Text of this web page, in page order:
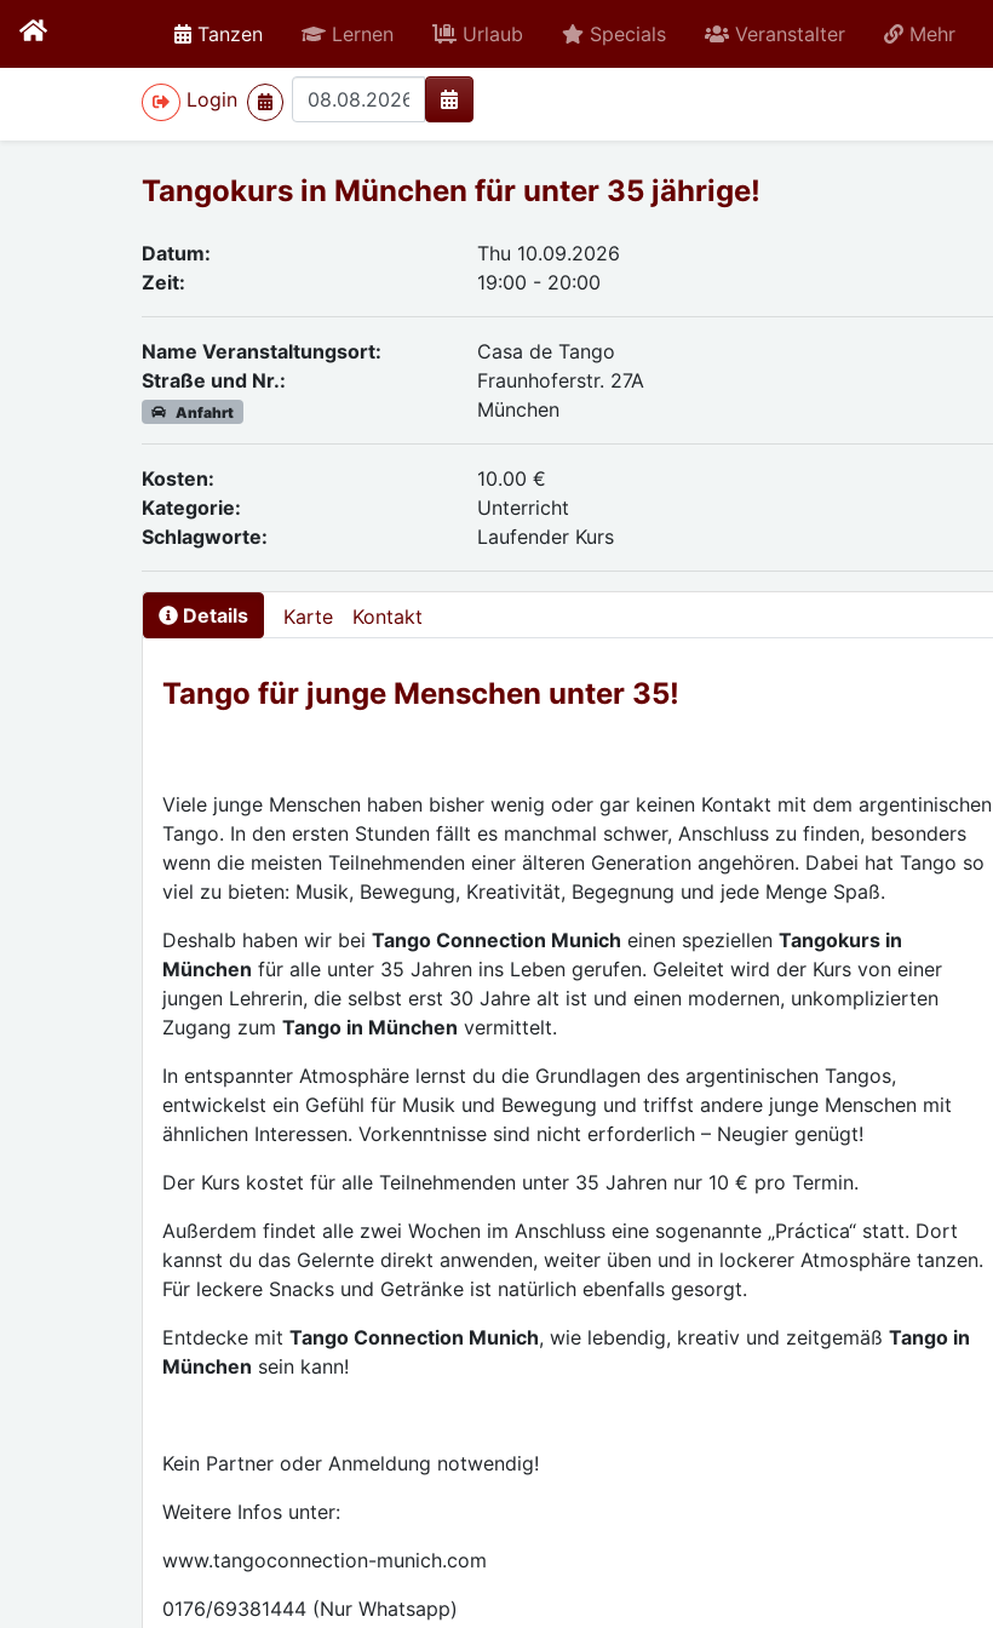
Tanzenactive Lernen Urlaub Specials Veranstalter Mehr
Login
>
Tangokurs in München für unter 35 jährige!
Datum:
Thu 10.09.2026
Zeit:
19:00 - 20:00
Name Veranstaltungsort:
Casa de Tango
Straße und Nr.:
Anfahrt
Fraunhoferstr. 27A
München
Kosten:
10.00 €
Kategorie:
Unterricht
Schlagworte:
Laufender Kurs
Details Karte Kontakt
Tango für junge Menschen unter 35!
Viele junge Menschen haben bisher wenig oder gar keinen Kontakt mit dem argentinischen
Tango. In den ersten Stunden fällt es manchmal schwer, Anschluss zu finden, besonders
wenn die meisten Teilnehmenden einer älteren Generation angehören. Dabei hat Tango so
viel zu bieten: Musik, Bewegung, Kreativität, Begegnung und jede Menge Spaß.
Deshalb haben wir bei Tango Connection Munich einen speziellen Tangokurs in
München für alle unter 35 Jahren ins Leben gerufen. Geleitet wird der Kurs von einer
jungen Lehrerin, die selbst erst 30 Jahre alt ist und einen modernen, unkomplizierten
Zugang zum Tango in München vermittelt.
In entspannter Atmosphäre lernst du die Grundlagen des argentinischen Tangos,
entwickelst ein Gefühl für Musik und Bewegung und triffst andere junge Menschen mit
ähnlichen Interessen. Vorkenntnisse sind nicht erforderlich – Neugier genügt!
Der Kurs kostet für alle Teilnehmenden unter 35 Jahren nur 10 € pro Termin.
Außerdem findet alle zwei Wochen im Anschluss eine sogenannte „Práctica“ statt. Dort
kannst du das Gelernte direkt anwenden, weiter üben und in lockerer Atmosphäre tanzen.
Für leckere Snacks und Getränke ist natürlich ebenfalls gesorgt.
Entdecke mit Tango Connection Munich, wie lebendig, kreativ und zeitgemäß Tango in
München sein kann!
Kein Partner oder Anmeldung notwendig!
Weitere Infos unter:
www.tangoconnection-munich.com
0176/69381444 (Nur Whatsapp)